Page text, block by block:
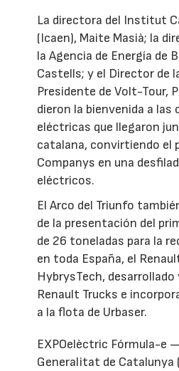
La directora del Institut
(Icaen), Maite Masià; la
la Agencia de Energía de
Castells; y el Director de
Presidente de Volt-Tour,
dieron la bienvenida a las
eléctricas que llegaron
catalana, convirtiendo el
Companys en una
eléctricos.
El Arco del Triunfo
de la presentación del
de 26 toneladas para la
en toda España, el
HybrysTech,
Renault Trucks e
a la flota de Urbaser.
EXPOelèctric Fórmula-e
Generalitat de Catalunya